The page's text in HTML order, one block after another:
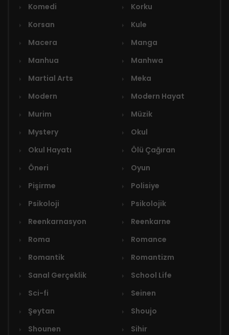
Komedi
Korku
Korsan
Kule
Macera
Manga
Manhua
Manhwa
Martial Arts
Meka
Modern
Modern Hayat
Murim
Müzik
Mystery
Okul
Okul Hayatı
Ölü Çağıran
Öneri
Oyun
Pişirme
Polisiye
Psikoloji
Psikolojik
Reenkarnasyon
Reenkarne
Roma
Romance
Romantik
Romantizm
Sanal Gerçeklik
School Life
Sci-fi
Seinen
Şeytan
Shoujo
Shounen
Sihir